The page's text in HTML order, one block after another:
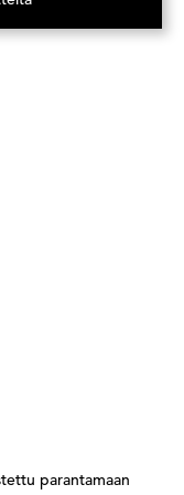
välilehteen)
parantamaan